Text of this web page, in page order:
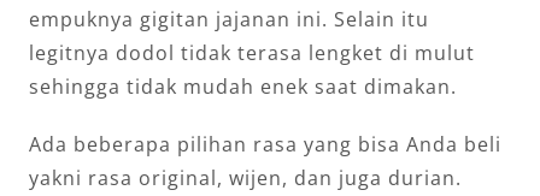
empuknya gigitan jajanan ini. Selain itu
legitnya dodol tidak terasa lengket di mulut
sehingga tidak mudah enek saat dimakan.
Ada beberapa pilihan rasa yang bisa Anda beli
yakni rasa original, wijen, dan juga durian.